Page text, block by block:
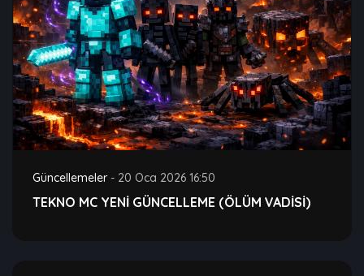
Güncellemeler - 20 Oca 2026 16:50
TEKNO MC YENİ GÜNCELLEME (ÖLÜM VADİSİ)